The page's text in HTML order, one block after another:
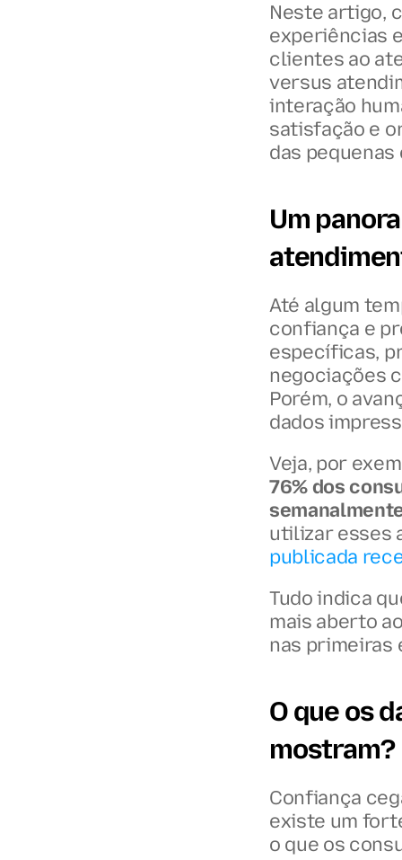
Neste artigo,
experiências
clientes ao
versus
interação
satisfação e
das pequenas
Um
Até algum
confiança e
específicas,
negociações
Porém, o
dados
76% dos
utilizar esses
publicada
Tudo indica
mais aberto
nas primeiras
O que os
mostram?
Confiança
existe um
o que os